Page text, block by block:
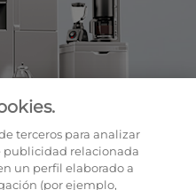
terceros para analizar
publicidad relacionada
un perfil elaborado a
(por ejemplo,